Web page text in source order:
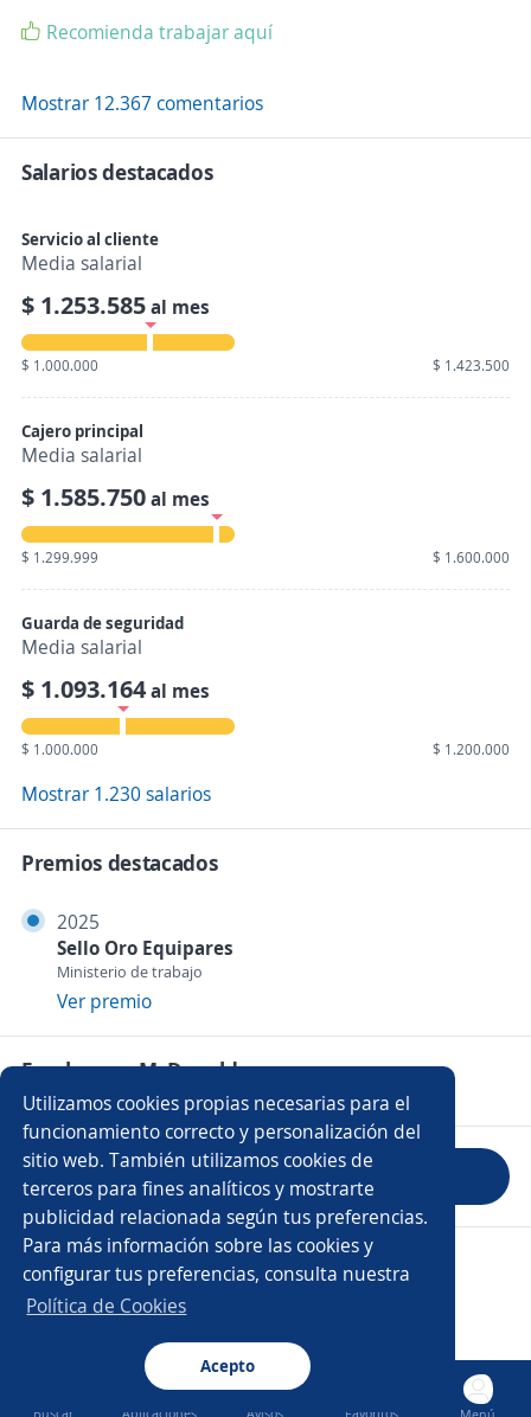
Utilizamos cookies propias necesarias para el
funcionamiento correcto y personalización del
sitio web. También utilizamos cookies de
terceros para fines analíticos y mostrarte
publicidad relacionada según tus preferencias.
Para más información sobre las cookies y
configurar tus preferencias, consulta nuestra
Política de Cookies
Acepto
Buscar Aplicaciones Avisos Favoritos
Recomienda trabajar aquí
Mostrar 12.367 comentarios
Salarios destacados
Servicio al cliente
Media salarial
$ 1.253.585al mes
$ 1.000.000 $ 1.423.500
Cajero principal
Media salarial
$ 1.585.750al mes
$ 1.299.999 $ 1.600.000
Guarda de seguridad
Media salarial
$ 1.093.164al mes
$ 1.000.000 $ 1.200.000
Mostrar 1.230 salarios
Premios destacados
2025
Sello Oro Equipares
Ministerio de trabajo
Ver premio
Empleos en McDonald s
Evaluar empresa
Copyright 2014 - 2026 DGNET LTD.
/